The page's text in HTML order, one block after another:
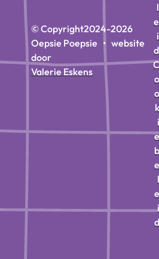
© Copyright2024-2026
Oepsie Poepsie • website
door
Valerie Eskens
l
e
i
d
C
o
o
k
i
e
b
e
l
e
i
d